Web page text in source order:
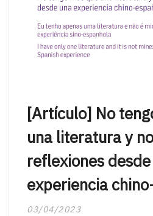
[Artículo] No
una literatura y
reflexiones
experiencia
03/04/2023